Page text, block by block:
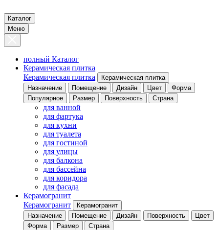
Каталог
Меню
полный Каталог
Керамическая плитка
Керамическая плитка
Керамическая плитка
Назначение
Помещение Дизайн Цвет
Форма
Популярное
Размер Поверхность Страна
для ванной
для фартука
для кухни
для туалета
для гостиной
для улицы
для балкона
для бассейна
для коридора
для фасада
Керамогранит
Керамогранит
Керамогранит
Назначение
Помещение Дизайн Поверхность
Цвет
Форма
Размер Страна